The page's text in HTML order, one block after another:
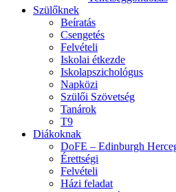
Szülőknek
Beíratás
Csengetés
Felvételi
Iskolai étkezde
Iskolapszichológus
Napközi
Szülői Szövetség
Tanárok
T9
Diákoknak
DoFE – Edinburgh
Érettségi
Felvételi
Házi feladat